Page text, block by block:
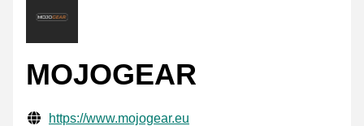
MOJOGEAR
Gecontroleerde contactgegevens
Website URL
https://www.mojogear.eu